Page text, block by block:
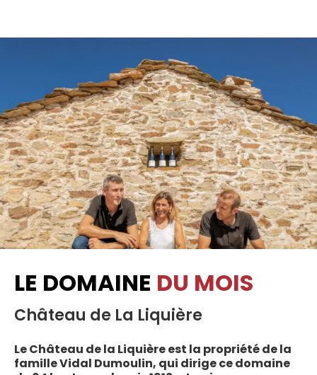
LE DOMAINE DU MOIS
Château de La Liquière
Le Château de la Liquière est la propriété de la
famille Vidal Dumoulin, qui dirige ce domaine